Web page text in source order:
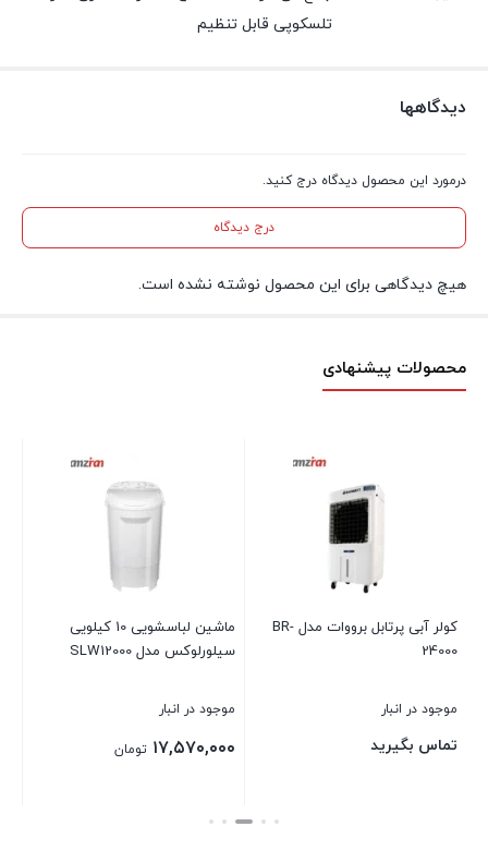
تلسکوپی قابل تنظیم
دیدگاهها
درمورد این محصول دیدگاه درج کنید.
درج دیدگاه
هیچ دیدگاهی برای این محصول نوشته نشده است.
محصولات پیشنهادی
کولر آبی پرتابل برووات مدل BR-
24000
موجود در انبار
تماس بگیرید
ماشین لباسشويی 10 كيلویی
سيلورلوكس مدل SLW12000
موجود در انبار
۱۷,۵۷۰,۰۰۰ تومان
بستن